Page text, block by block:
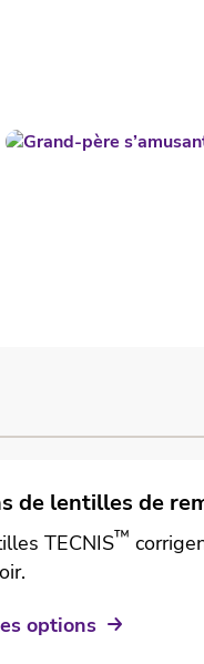
de lentilles de
TECNIS™
options